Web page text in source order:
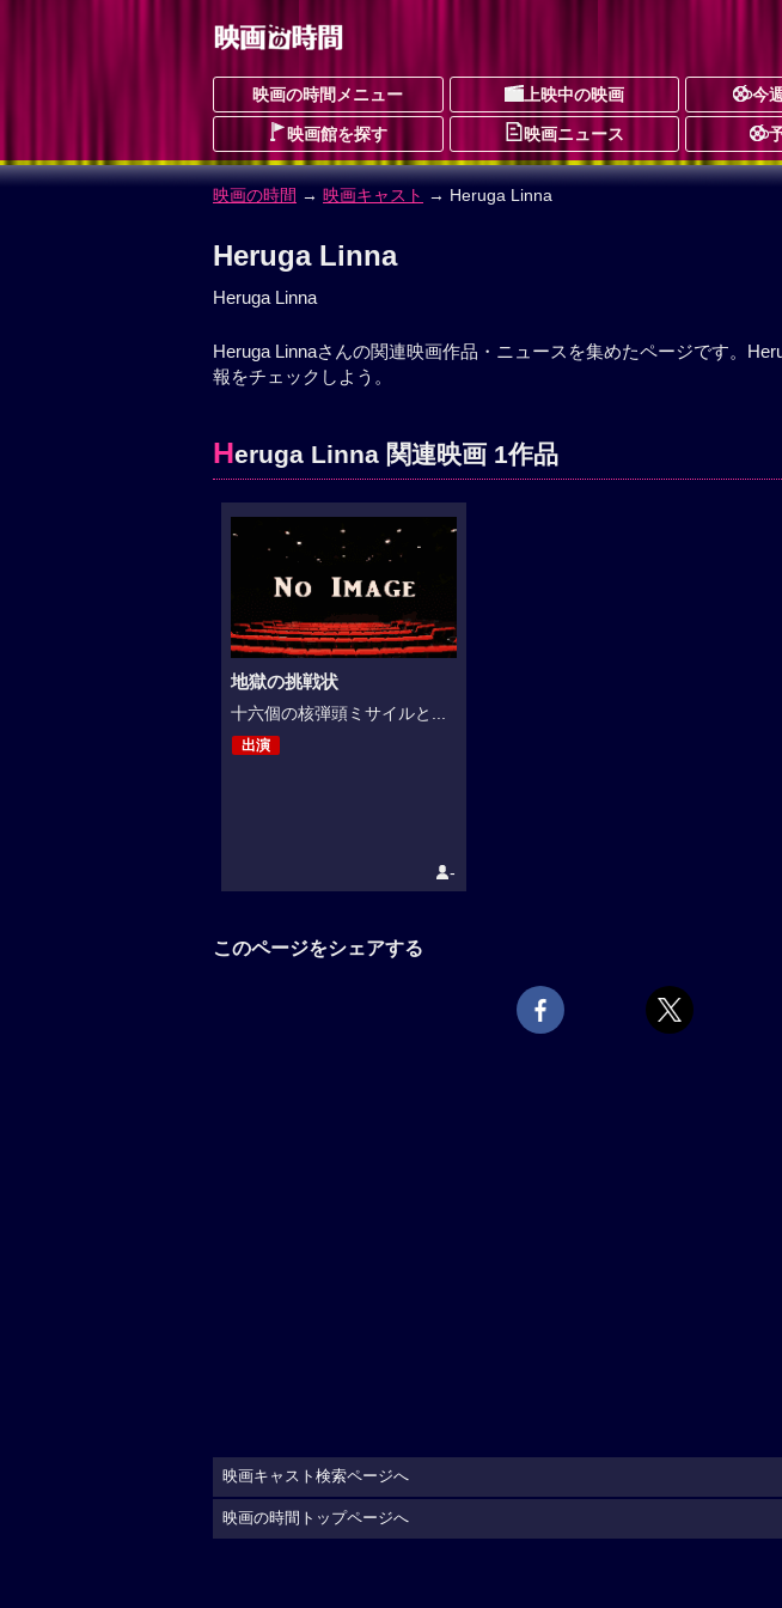
映画の時間メニュー 上映中の映画 今
映画館を探す 映画ニュース
映画の時間 → 映画キャスト → Heruga Linna
Heruga Linna
Heruga Linna
Heruga Linnaさんの関連映画作品・ニュースを集めたページです。
報をチェックしよう。
Heruga Linna 関連映画 1作品
地獄の挑戦状
十六個の核弾頭ミサイルと...
出演
-
このページをシェアする
映画キャスト検索ページへ
映画の時間トップページへ